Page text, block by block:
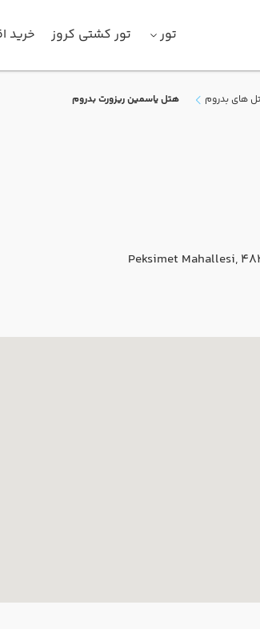
تور تور کشتی کروز خرید
های بدروم هتل یاسمین ریزورت بدروم
Peksimet Mahallesi,